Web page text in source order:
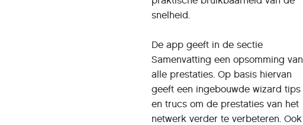
snelheid.
De app geeft in de sectie
Samenvatting een opsomming van
alle prestaties. Op basis hiervan
geeft een ingebouwde wizard tips
en trucs om de prestaties van het
netwerk verder te verbeteren. Ook